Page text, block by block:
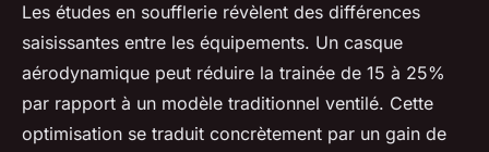
Les études en soufflerie révèlent des différences
saisissantes entre les équipements. Un casque
aérodynamique peut réduire la trainée de 15 à 25%
par rapport à un modèle traditionnel ventilé. Cette
optimisation se traduit concrètement par un gain de